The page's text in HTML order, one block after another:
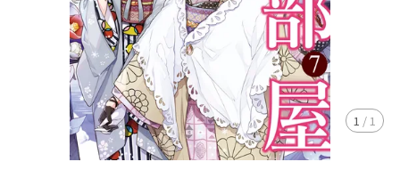
1 / 1